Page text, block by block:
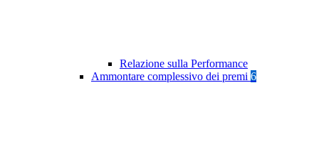
Relazione sulla Performance
Ammontare complessivo dei premi 6